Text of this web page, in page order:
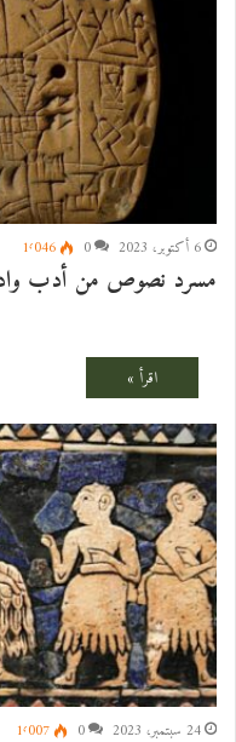
6 أكتوبر، 2023 0 1٬046
مسرد نصوص من أدب
24 سبتمبر، 2023 0 1٬007